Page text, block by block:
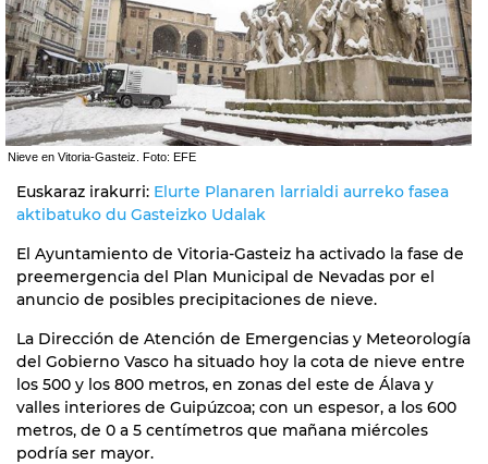
Nieve en Vitoria-Gasteiz. Foto: EFE
Euskaraz irakurri: Elurte Planaren larrialdi aurreko fasea
aktibatuko du Gasteizko Udalak
El Ayuntamiento de Vitoria-Gasteiz ha activado la fase de
preemergencia del Plan Municipal de Nevadas por el
anuncio de posibles precipitaciones de nieve.
La Dirección de Atención de Emergencias y Meteorología
del Gobierno Vasco ha situado hoy la cota de nieve entre
los 500 y los 800 metros, en zonas del este de Álava y
valles interiores de Guipúzcoa; con un espesor, a los 600
metros, de 0 a 5 centímetros que mañana miércoles
podría ser mayor.